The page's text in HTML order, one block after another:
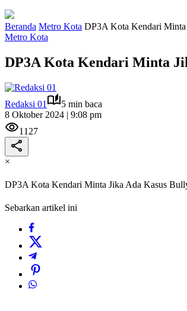
Beranda Metro Kota DP3A Kota Kendari
Metro Kota
DP3A Kota Kendari Minta
Redaksi 01
5 min baca
8 Oktober 2024 | 9:08 pm
1127
×
DP3A Kota Kendari Minta Jika Ada Kasus
Sebarkan artikel ini